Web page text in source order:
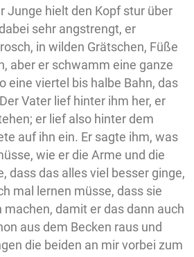
Junge hielt den Kopf stur über
sehr angstrengt, er
in wilden Grätschen, Füße
aber er schwamm eine ganze
eine viertel bis halbe Bahn, das
Vater lief hinter ihm her, er
er lief also hinter dem
auf ihn ein. Er sagte ihm, was
wie er die Arme und die
dass das alles viel besser ginge,
mal lernen müsse, dass sie
machen, damit er das dann auch
aus dem Becken raus und
die beiden an mir vorbei zum